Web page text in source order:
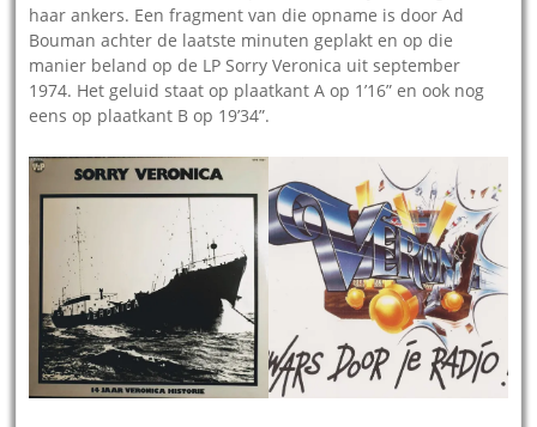
haar ankers. Een fragment van die opname is door Ad
Bouman achter de laatste minuten geplakt en op die
manier beland op de LP Sorry Veronica uit september
1974. Het geluid staat op plaatkant A op 1’16” en ook nog
eens op plaatkant B op 19’34”.